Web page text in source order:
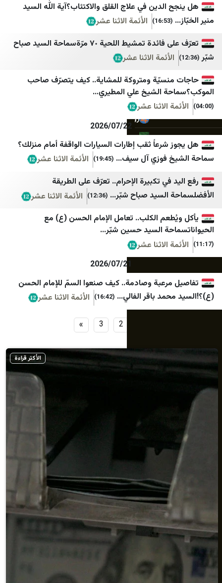
خبرگزاری ورزش ایران
درباره پیشخوان
دیپلماسی ایرانی
رادیو فردا
روزنامه آرمان امروز
روزنامه دنیای اقتصاد
رویداد ۲۴
سپاه قدس🇮🇷
سروش خبر
إذاعة صوت الغد
جريدة القدس
شبكة راية الإعلامية
موقع نابلس الاخباري
الوكيل الإخباري
في علاج القلق والاكتئاب؟آية اللّٰه السيد
الأئمة الاثنا عشر
تعرّف على فائدة تمشيط اللحية ٧٠ مرّةسماحة السيد صباح
الأئمة الاثنا عشر
ومتروكة للمشاية.. كيف يتصرّف صاحب
الشيخ علي المطيري...
الاثنا عشر
2026/07/22
ثقب إطارات السيارات الواقفة أمام منزلك؟
فوزي آل سيف... (19:45)
الأئمة الاثنا عشر
في تكبيرة الإحرام.. تعرّف على الطريقة
السيد صباح شبّر... (12:36)
الأئمة الاثنا عشر
الكلب.. تعامل الإمام الحسن (ع) مع
السيد حسين شبّر...
الاثنا عشر
وصادمة.. كيف صنعوا السمّ للإمام الحسن
باقر الفالي... (16:42) الأئمة الاثنا عشر
الأكثر قراءة